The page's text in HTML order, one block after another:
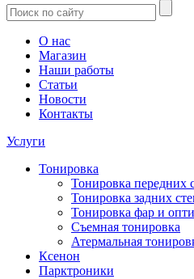
О нас
Магазин
Наши работы
Статьи
Новости
Контакты
Услуги
Тонировка
Тонировка передних
Тонировка задних
Тонировка фар и
Съемная тонировка
Атермальная
Ксенон
Парктроники